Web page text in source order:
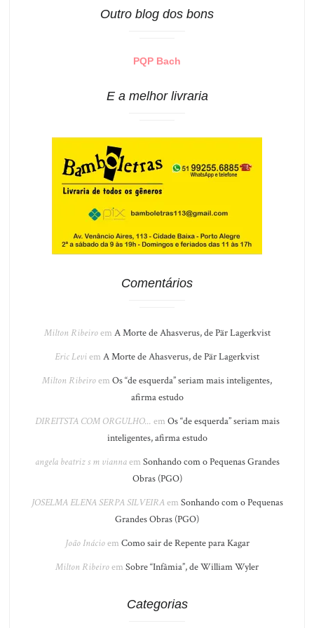
Outro blog dos bons
PQP Bach
E a melhor livraria
Comentários
Milton Ribeiroem A Morte de Ahasverus, de Pär Lagerkvist
Eric Leviem A Morte de Ahasverus, de Pär Lagerkvist
Milton Ribeiroem Os “de esquerda” seriam mais inteligentes,
afirma estudo
DIREITSTA COM ORGULHO... em Os “de esquerda” seriam mais
inteligentes, afirma estudo
angela beatriz s m viannaem Sonhando com o Pequenas Grandes
Obras (PGO)
JOSELMA ELENA SERPA SILVEIRAem Sonhando com o Pequenas
Grandes Obras (PGO)
João Inácioem Como sair de Repente para Kagar
Milton Ribeiroem Sobre “Infâmia”, de William Wyler
Categorias